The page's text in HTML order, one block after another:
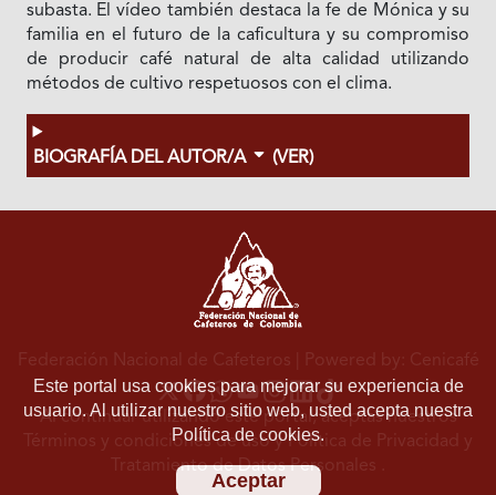
subasta. El vídeo también destaca la fe de Mónica y su
familia en el futuro de la caficultura y su compromiso
de producir café natural de alta calidad utilizando
métodos de cultivo respetuosos con el clima.
BIOGRAFÍA DEL AUTOR/A (VER)
Este portal usa cookies para mejorar su experiencia de
usuario. Al utilizar nuestro sitio web, usted acepta nuestra
Política de cookies.
Aceptar
Federación Nacional de Cafeteros | Powered by: Cenicafé
Al continuar utilizando este portal, aceptas nuestros
Términos y condiciones de usoyPolítica de Privacidad y
Tratamiento de Datos Personales